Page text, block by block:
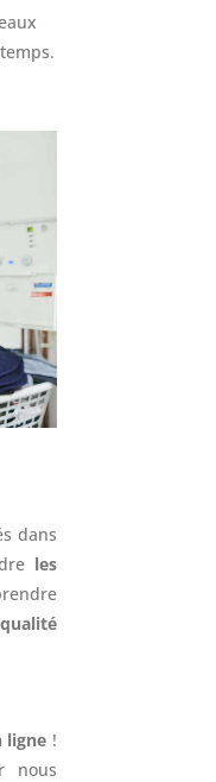
dans
les
ligne !
nous